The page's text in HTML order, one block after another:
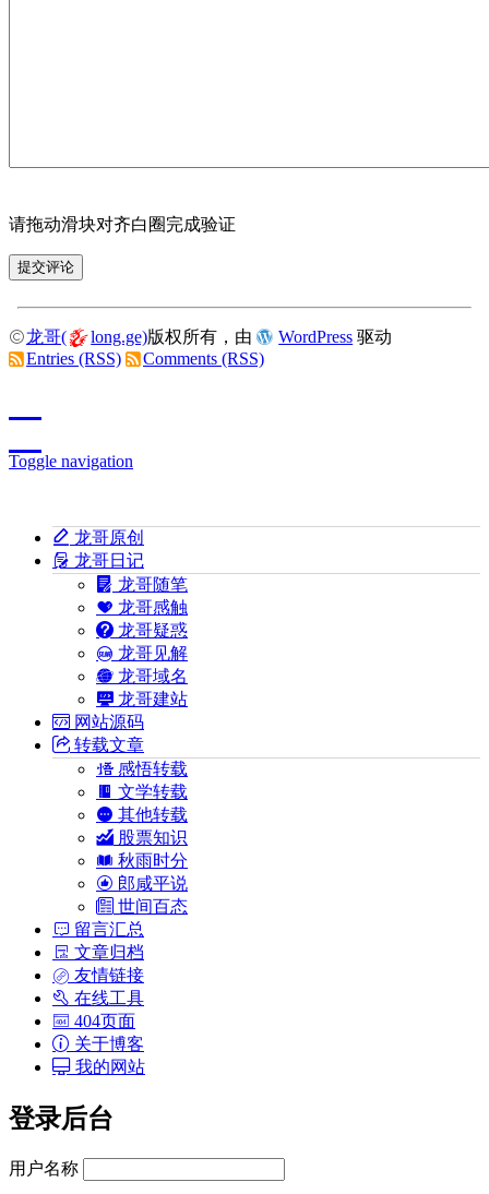
请拖动滑块对齐白圈完成验证
龙哥( long.ge)版权所有，由 WordPress 驱动
Entries (RSS)
Comments (RSS)
Toggle navigation
龙哥原创
龙哥日记
龙哥随笔
龙哥感触
龙哥疑惑
龙哥见解
龙哥域名
龙哥建站
网站源码
转载文章
感悟转载
文学转载
其他转载
股票知识
秋雨时分
郎咸平说
世间百态
留言汇总
文章归档
友情链接
在线工具
404页面
关于博客
我的网站
登录后台
用户名称